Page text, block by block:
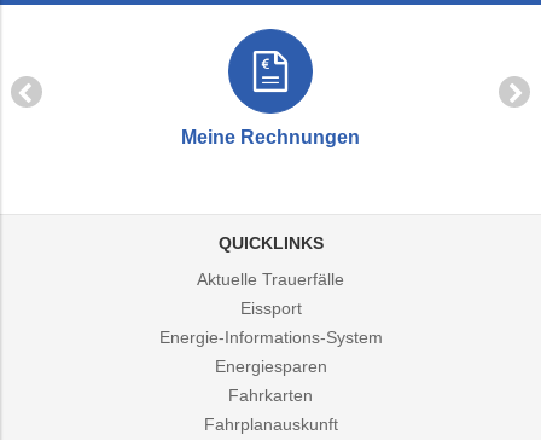
Meine Rechnungen
QUICKLINKS
Aktuelle Trauerfälle
Eissport
Energie-Informations-System
Energiesparen
Fahrkarten
Fahrplanauskunft